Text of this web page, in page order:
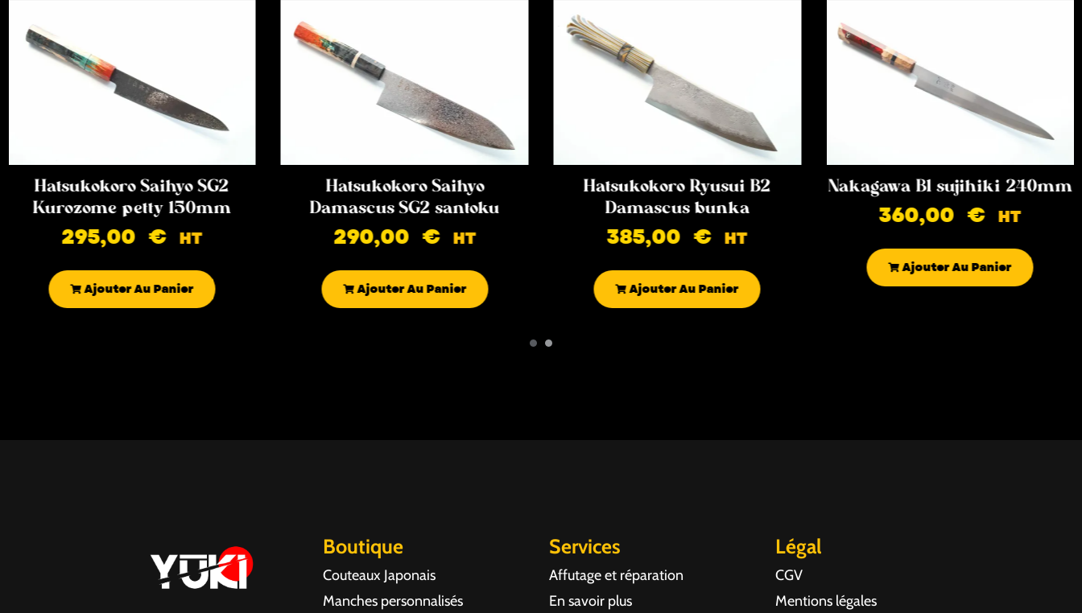
Hatsukokoro Saihyo SG2
Kurozome petty 150mm
295,00€ HT
Ajouter Au Panier
Hatsukokoro Saihyo
Damascus SG2 santoku
290,00€ HT
Ajouter Au Panier
Hatsukokoro Ryusui B2
Damascus bunka
385,00€ HT
Ajouter Au Panier
Nakagawa B1 sujihiki 240mm
360,00€ HT
Ajouter Au Panier
Boutique
Couteaux Japonais
Manches personnalisés
Services
Affutage et réparation
En savoir plus
Légal
CGV
Mentions légales